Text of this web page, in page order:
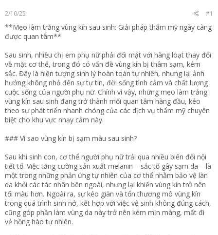
2/10/25 #1
**Mẹo làm trắng vùng kín sau sinh: Giải pháp thẩm mỹ ngày càng
được quan tâm**
Sau sinh, nhiều chị em phụ nữ phải đối mặt với hàng loạt thay đổi
về mặt cơ thể, trong đó có vấn đề vùng kín bị thâm sạm, kém
sắc. Đây là hiện tượng sinh lý hoàn toàn tự nhiên, nhưng lại ảnh
hưởng không nhỏ đến sự tự tin, đời sống tình cảm và chất lượng
cuộc sống của người phụ nữ. Chính vì vậy, những mẹo làm trắng
vùng kín sau sinh đang trở thành mối quan tâm hàng đầu, kéo
theo sự phát triển nhanh chóng của các dịch vụ thẩm mỹ chuyên
biệt cho khu vực nhạy cảm này.
### Vì sao vùng kín bị sạm màu sau sinh?
Sau khi sinh con, cơ thể người phụ nữ trải qua nhiều biến đổi nội
tiết tố. Việc tăng cường sản xuất melanin – sắc tố gây sạm da – là
một trong những phản ứng tự nhiên của cơ thể nhằm bảo vệ làn
da khỏi các tác nhân bên ngoài, nhưng lại khiến vùng kín trở nên
tối màu hơn. Ngoài ra, sự kéo giãn và tổn thương mô vùng kín
trong quá trình sinh nở, kết hợp với việc vệ sinh không đúng cách,
cũng góp phần làm vùng da này trở nên kém mịn màng, mất đi
vẻ hồng hào tự nhiên.